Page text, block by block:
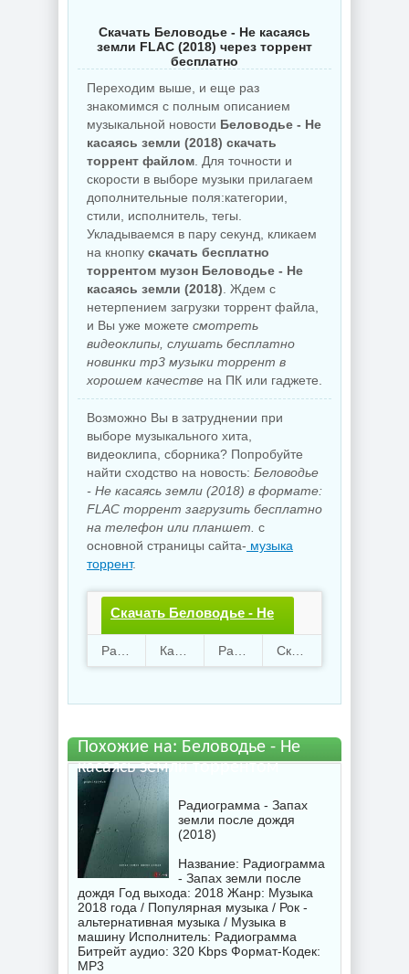
Скачать Беловодье - Не касаясь
земли FLAC (2018) через торрент
бесплатно
Переходим выше, и еще раз
знакомимся с полным описанием
музыкальной новости Беловодье - Не
касаясь земли (2018) скачать
торрент файлом . Для точности и
скорости в выборе музыки прилагаем
дополнительные поля:категории,
стили, исполнитель, тегы.
Укладываемся в пару секунд, кликаем
на кнопку скачать бесплатно
торрентом музон Беловодье - Не
касаясь земли (2018) . Ждем с
нетерпением загрузки торрент файла,
и Вы уже можете смотреть
видеоклипы, слушать бесплатно
новинки mp3 музыки торрент в
хорошем качестве на ПК или гаджете.
Возможно Вы в затруднении при
выборе музыкального хита,
видеоклипа, сборника? Попробуйте
найти сходство на новость: Беловодье
- Не касаясь земли (2018) в формате:
FLAC торрент загрузить бесплатно
на телефон или планшет. с
основной страницы сайта- музыка
торрент.
Скачать Беловодье - Не
касаясь земли.torrent
97 22 329.68 Mb
Похожие на: Беловодье - Не
касаясь земли торрентом
Радиограмма - Запах
земли после дождя
(2018)
Название: Радиограмма
- Запах земли после
дождя Год выхода: 2018 Жанр: Музыка
2018 года / Популярная музыка / Рок -
альтернативная музыка / Музыка в
машину Исполнитель: Радиограмма
Битрейт аудио: 320 Kbps Формат-Кодек:
MP3